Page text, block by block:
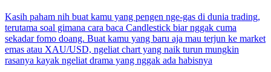
Kasih paham nih buat kamu yang pengen nge-gas di dunia trading,
terutama soal gimana cara baca Candlestick biar nggak cuma
sekadar fomo doang. Buat kamu yang baru aja mau terjun ke market
emas atau XAU/USD, ngeliat chart yang naik turun mungkin
rasanya kayak ngeliat drama yang nggak ada habisnya